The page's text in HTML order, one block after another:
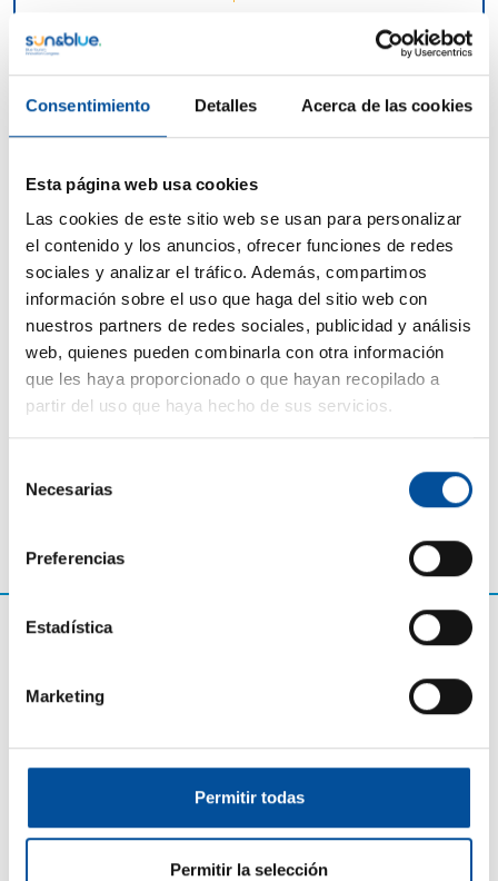
Consentimiento Detalles Acerca de las cookies
Esta página web usa cookies
Las cookies de este sitio web se usan para personalizar
el contenido y los anuncios, ofrecer funciones de redes
sociales y analizar el tráfico. Además, compartimos
información sobre el uso que haga del sitio web con
nuestros partners de redes sociales, publicidad y análisis
web, quienes pueden combinarla con otra información
que les haya proporcionado o que hayan recopilado a
partir del uso que haya hecho de sus servicios.
Necesarias
Preferencias
Estadística
Marketing
Permitir todas
Permitir la selección
E01 - Marinas en Transición: la
sostenibilidad energética de los
Puertos Deportivos
Puertos deportivos como plataformas locales de
Esta mesa abordará el papel clave de marinas y
puertos deportivos en la transición energética del
turismo náutico, a través de casos reales de
autoconsumo, eficiencia y gestión ambiental. Se
debatirá su potencial para impulsar la economía local
y convertirse en referentes europeos de
sostenibilidad, en línea con iniciativas como LIFE,
Interreg MED y Blue Flag Marinas.
CONTACTO